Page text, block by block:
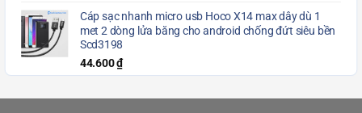
Cáp sạc nhanh micro usb Hoco X14 max dây dù 1
met 2 dòng lửa băng cho android chống đứt siêu bền
Scd3198
44.600₫